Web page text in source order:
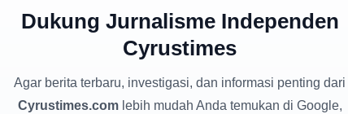
Dukung Jurnalisme Independen
Cyrustimes
Agar berita terbaru, investigasi, dan informasi penting dari
Cyrustimes.comlebih mudah Anda temukan di Google,